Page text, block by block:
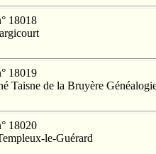
18018
18019
Taisne de la Bruyère
18020
le-Guérard